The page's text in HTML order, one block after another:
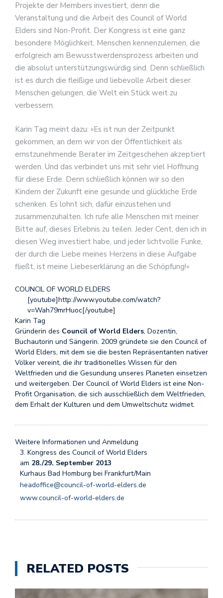
Projekte der Members investiert, denn die
Veranstaltung und die Arbeit des Council of World
Elders sind Non-Profit. Der Kongress ist eine ganz
besondere Möglichkeit, Menschen kennenzulernen, die
erfolgreich am Bewusstwerdensprozess arbeiten und
die absolut unterstützungswürdig sind. Denn schließlich
ist es durch die fleißige und liebevolle Arbeit dieser
Menschen gelungen, die Welt ein Stück weit zu
verbessern.
Karin Tag meint dazu: »Es ist nun der Zeitpunkt
gekommen, an dem wir von der Öffentlichkeit als
ernstzunehmende Berater im Zeitgeschehen akzeptiert
werden. Und das verbindet uns mit sehr viel Hoffnung
für diese Erde. Denn schließlich können wir so den
Kindern der Zukunft eine gesunde und glückliche Erde
schenken. Es lohnt sich, dafür einzustehen und
zusammenzuhalten. Ich rufe alle Menschen mit meiner
Bitte auf, dieses Erlebnis zu teilen. Jeder Cent, den ich in
diesen Weg investiert habe, und jeder lichtvolle Funke,
der durch die Liebe meines Herzens in diese Aufgabe
fließt, ist meine Liebeserklärung an die Schöpfung!«
COUNCIL OF WORLD ELDERS
[youtube]http://www.youtube.com/watch?
v=Wah79mrHuoc[/youtube]
Karin Tag
Gründerin des Council of World Elders, Dozentin,
Buchautorin und Sängerin. 2009 gründete sie den Council of
World Elders, mit dem sie die besten Repräsentanten nativer
Völker vereint, die ihr traditionelles Wissen für den
Weltfrieden und die Gesundung unseres Planeten einsetzen
und weitergeben. Der Council of World Elders ist eine Non-
Profit Organisation, die sich ausschließlich dem Weltfrieden,
dem Erhalt der Kulturen und dem Umweltschutz widmet.
Weitere Informationen und Anmeldung
3. Kongress des Council of World Elders
am 28./29. September 2013
Kurhaus Bad Homburg bei Frankfurt/Main
headoffice@council-of-world-elders.de
www.council-of-world-elders.de
RELATED POSTS